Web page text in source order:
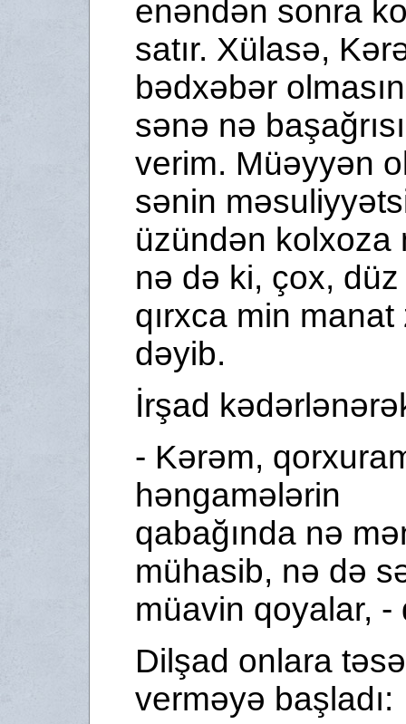
enəndən sonra
satır. Xülasə,
bədxəbər
sənə nə başağrısı
verim. Müəyyən
sənin
üzündən kolxoza
nə də ki, çox, düz
qırxca min manat
dəyib.
İrşad
- Kərəm,
həngamələrin
qabağında nə
mühasib, nə də
müavin qoyalar, -
Dilşad onlara
verməyə başladı: